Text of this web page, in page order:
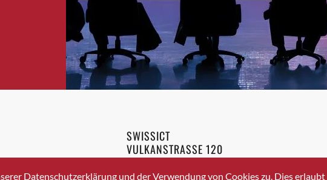
Burgdorf
Bäretswil
Bülach
Cazis
Crissier
Davos Platz
40 20
SWISSICT
VULKANSTRASSE 120
8048 ZURICH
Datenschutzerklärung und der Verwendung von Cookies zu. Dies erlaubt